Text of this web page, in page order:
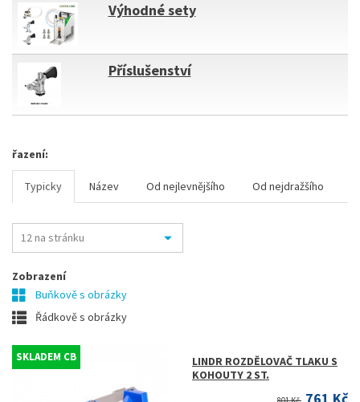
Výhodné sety
Příslušenství
řazení:
Typicky Název Od nejlevnějšího Od nejdražšího
Zobrazení
Buňkově s obrázky
Řádkově s obrázky
SKLADEM CB
LINDR ROZDĚLOVAČ TLAKU S
KOHOUTY 2 ST.